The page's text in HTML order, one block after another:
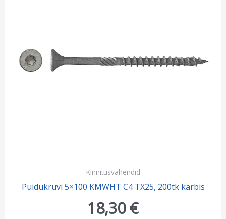
Kinnitusvahendid
Puidukruvi 5×100 KMWHT C4 TX25, 200tk karbis
18,30€